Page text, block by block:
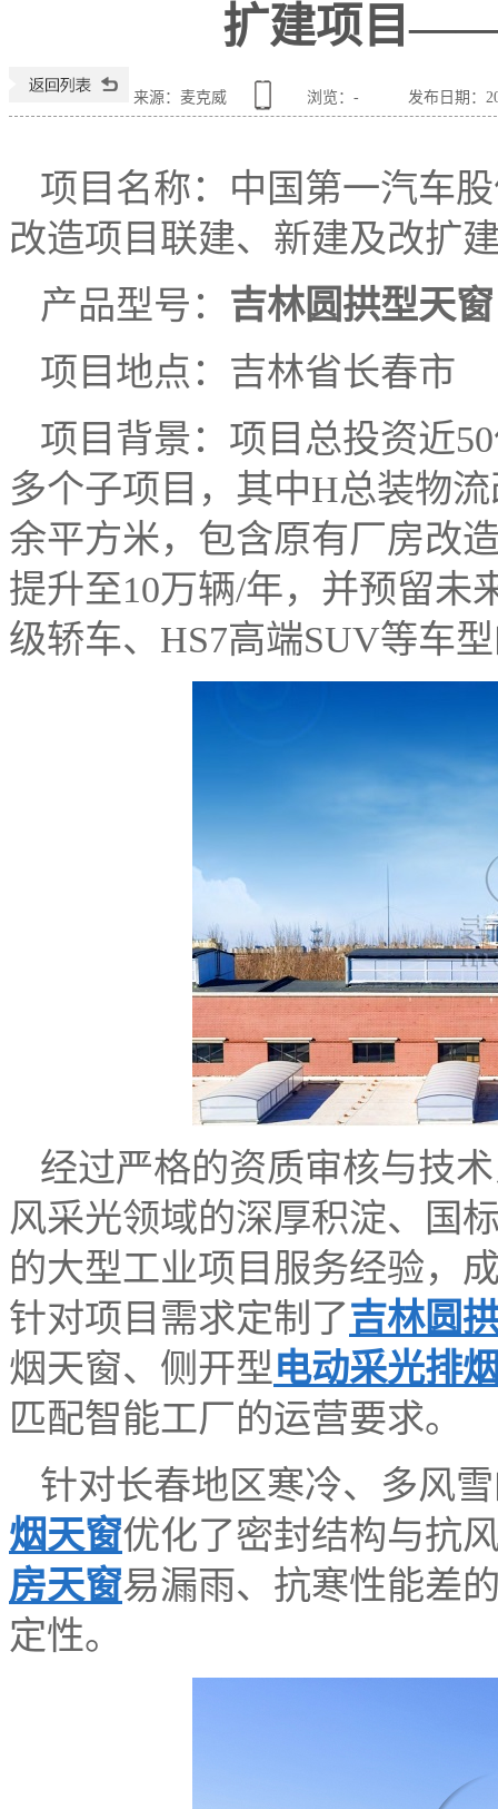
扩建项目——
来源：麦克威 浏览： - 发布日期：
项目名称：中国第一汽车
改造项目联建、新建及改扩
产品型号： 吉林圆拱型天窗
项目地点：吉林省长春市
项目背景：项目总投资近
多个子项目，其中H总装物
余平方米，包含原有厂房改
提升至10万辆/年，并预留未
级轿车、HS7高端SUV等车
经过严格的资质审核与技
风采光领域的深厚积淀、国
的大型工业项目服务经验，
针对项目需求定制了吉林圆
烟天窗、侧开型电动采光排
匹配智能工厂的运营要求。
针对长春地区寒冷、多风
烟天窗优化了密封结构与抗
房天窗易漏雨、抗寒性能差
定性。